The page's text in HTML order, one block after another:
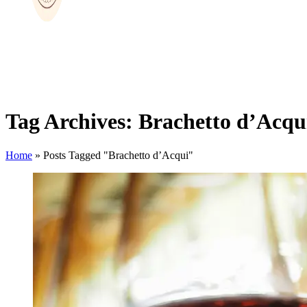
Tag Archives: Brachetto
Home » Posts Tagged "Brachetto d’Acqui"